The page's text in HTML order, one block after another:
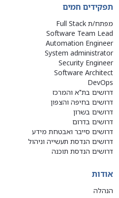
תפקידים חמים
מפתח/ת Full Stack
Software Team Lead
Automation Engineer
System administrator
Security Engineer
Software Architect
DevOps
דרושים בת"א והמרכז
דרושים בחיפה והצפון
דרושים בשרון
דרושים בדרום
דרושים סייבר ואבטחת מידע
דרושים הנדסת תעשייה וניהול
דרושים הנדסת תוכנה
אודות
הנהלה